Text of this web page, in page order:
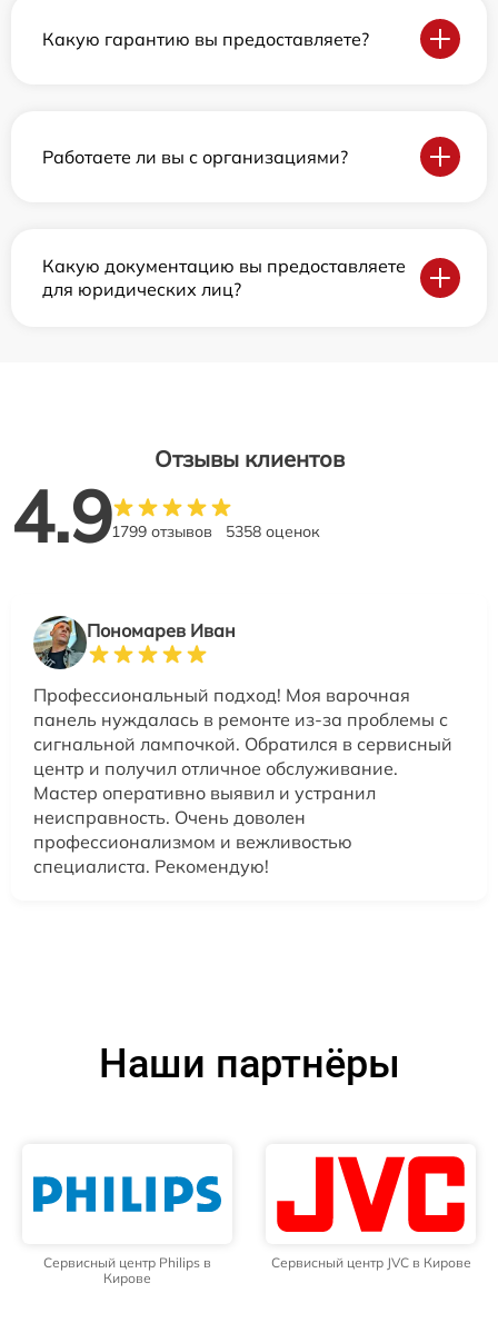
Какую гарантию вы предоставляете?
Работаете ли вы с организациями?
Какую документацию вы предоставляете
для юридических лиц?
Отзывы клиентов
4.91799 отзывов 5358 оценок
Пономарев Иван
Профессиональный подход! Моя варочная
панель нуждалась в ремонте из-за проблемы с
сигнальной лампочкой. Обратился в сервисный
центр и получил отличное обслуживание.
Мастер оперативно выявил и устранил
неисправность. Очень доволен
профессионализмом и вежливостью
специалиста. Рекомендую!
Наши партнёры
Сервисный центр Philips в
Кирове
Сервисный центр JVC в Кирове